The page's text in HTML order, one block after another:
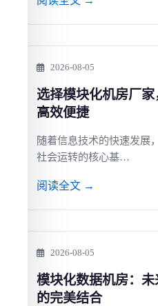
2026-08-05
选择模块化机房厂
高效便捷
随着信息技术的快速发展
社会运转的核心基…
阅读全文 →
2026-08-05
模块化数据机房：
的完美结合